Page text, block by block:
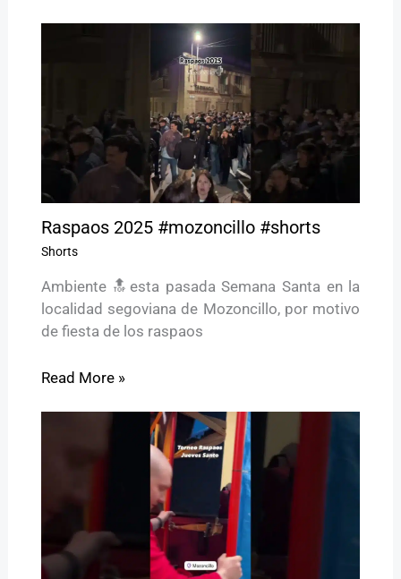
Raspaos 2025 #mozoncillo #shorts
Shorts
Ambiente 🔝esta pasada Semana Santa en la
localidad segoviana de Mozoncillo, por motivo
de fiesta de los raspaos
Read More »